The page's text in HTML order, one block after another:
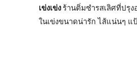
เข่งเข่ง ร้านติ่มซำรสเลิศที่ปรุ
ในเข่งขนาดน่ารัก ไส้แน่นๆ แ